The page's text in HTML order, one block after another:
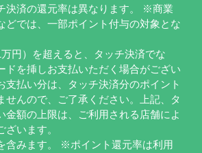
決済の還元率は異なります。 ※商業
どでは、一部ポイント付与の対象とな
円）を超えると、タッチ決済でな
ドを挿しお支払いただく場合がござい
支払い分は、タッチ決済分のポイント
せんので、ご了承ください。上記、タ
金額の上限は、ご利用される店舗によ
ざいます。
含みます。 ※ポイント還元率は利用